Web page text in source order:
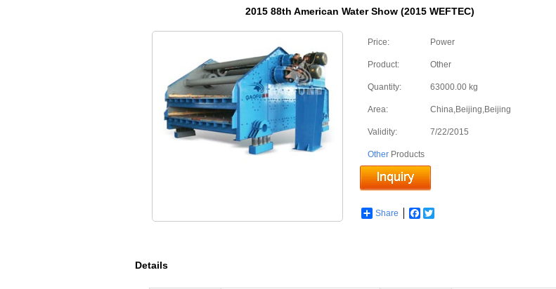
2015 88th American Water Show (2015 WEFTEC)
Price: Power
Product: Other
Quantity: 63000.00 kg
Area: China,Beijing,Beijing
Validity: 7/22/2015
Other Products
Share Facebook
Details